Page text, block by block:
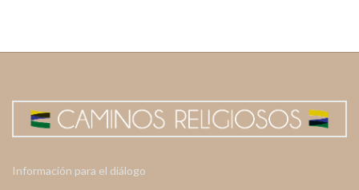
Información para el diálogo